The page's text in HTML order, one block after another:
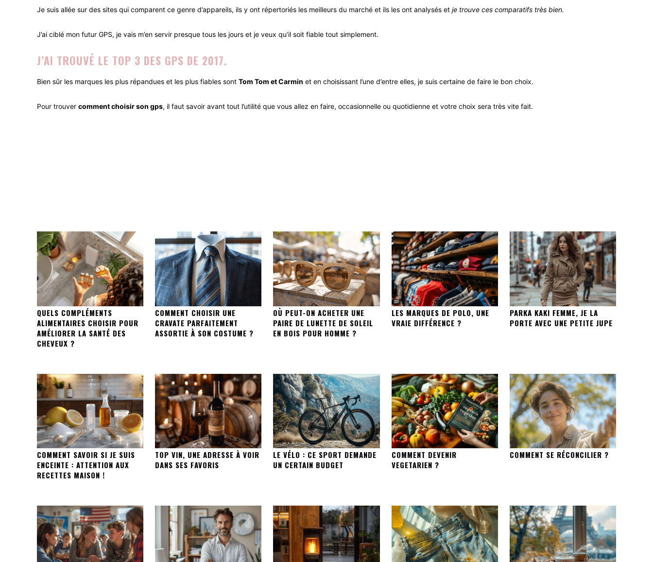
Je suis allée sur des sites qui comparent ce genre d’appareils, ils y ont répertoriés les meilleurs du marché et ils les ont analysés et je trouve ces comparatifs très bien.
J’ai ciblé mon futur GPS, je vais m’en servir presque tous les jours et je veux qu’il soit fiable tout simplement.
J’AI TROUVÉ LE TOP 3 DES GPS DE 2017.
Bien sûr les marques les plus répandues et les plus fiables sont Tom Tom et Carmin et en choisissant l’une d’entre elles, je suis certaine de faire le bon choix.
Pour trouver comment choisir son gps, il faut savoir avant tout l’utilité que vous allez en faire, occasionnelle ou quotidienne et votre choix sera très vite fait.
QUELS COMPLÉMENTS
ALIMENTAIRES CHOISIR POUR
AMÉLIORER LA SANTÉ DES
CHEVEUX ?
COMMENT CHOISIR UNE
CRAVATE PARFAITEMENT
ASSORTIE À SON COSTUME ?
OÙ PEUT-ON ACHETER UNE
PAIRE DE LUNETTE DE SOLEIL
EN BOIS POUR HOMME ?
LES MARQUES DE POLO, UNE
VRAIE DIFFÉRENCE ?
PARKA KAKI FEMME, JE LA
PORTE AVEC UNE PETITE JUPE
COMMENT SAVOIR SI JE SUIS
ENCEINTE : ATTENTION AUX
RECETTES MAISON !
TOP VIN, UNE ADRESSE À VOIR
DANS SES FAVORIS
LE VÉLO : CE SPORT DEMANDE
UN CERTAIN BUDGET
COMMENT DEVENIR
VEGETARIEN ?
COMMENT SE RÉCONCILIER ?